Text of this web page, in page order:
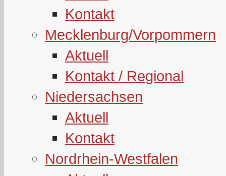
Kontakt
Mecklenburg/Vorpommern
Aktuell
Kontakt / Regional
Niedersachsen
Aktuell
Kontakt
Nordrhein-Westfalen